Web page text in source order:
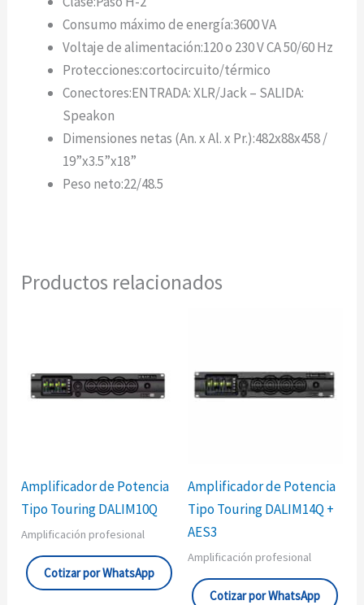
Consumo máximo de energía:3600 VA
Voltaje de alimentación:120 o 230 V CA 50/60 Hz
Protecciones:cortocircuito/térmico
Conectores:ENTRADA: XLR/Jack – SALIDA:
Speakon
Dimensiones netas (An. x Al. x Pr.):482x88x458 /
19”x3.5”x18”
Peso neto:22/48.5
Productos relacionados
Amplificador de Potencia
Tipo Touring DALIM10Q
Amplificación profesional
Cotizar por WhatsApp
Amplificador de Potencia
Tipo Touring DALIM14Q +
AES3
Amplificación profesional
Cotizar por WhatsApp